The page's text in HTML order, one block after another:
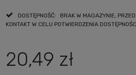
DOSTĘPNOŚĆ:
BRAK W MAGAZYNIE,
KONTAKT W CELU POTWIERDZENIA
20,49 zł